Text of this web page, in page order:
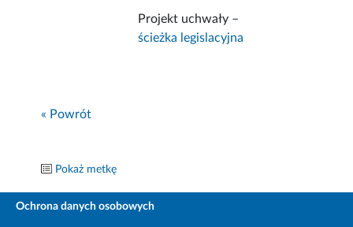
Projekt uchwały –
ścieżka legislacyjna
« Powrót
Pokaż metkę
Ochrona danych osobowych